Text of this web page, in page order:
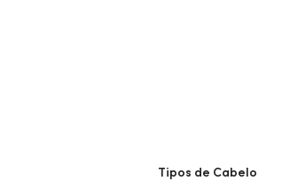
Tipos de Cabelo